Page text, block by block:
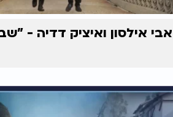
אבי אילסון ואיציק דדיה -